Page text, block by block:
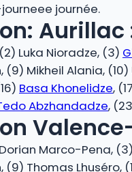
journée.
Aurillac
Luka Nioradze, (3)
Mikheil Alania, (10)
Basa Khonelidze,
Abzhandadze,
Marco-Pena,
Thomas Lhuséro,